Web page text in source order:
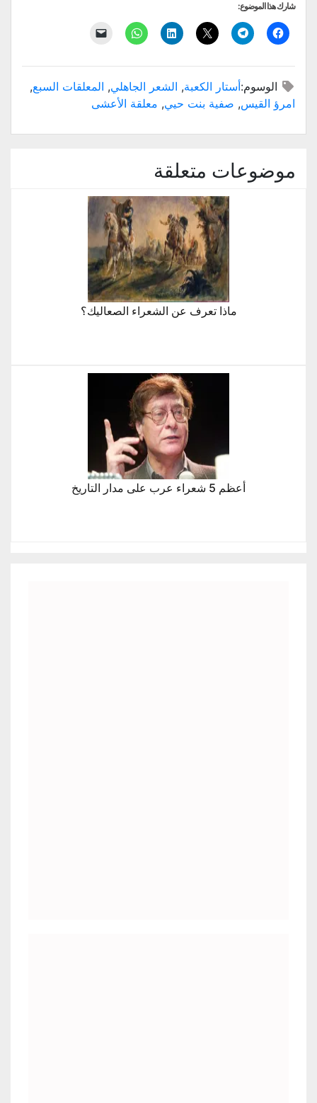
شارك هذا الموضوع:
انقر
للمشاركة
(فتح
نافذة
جديدة)
انقر
للمشاركة
(فتح
نافذة
جديدة)
النقر
للمشاركة
(فتح
نافذة
جديدة)
اضغط
لتشارك
(فتح
نافذة
جديدة)
انقر
للمشاركة
(فتح
نافذة
جديدة)
البريد
إلى
صديق
(فتح
جديدة)
الوسوم:أستار الكعبة, الشعر الجاهلي, المعلقات السبع,
امرؤ القيس, صفية بنت حيي, معلقة الأعشى
موضوعات متعلقة
ماذا تعرف عن الشعراء الصعاليك؟
أعظم 5 شعراء عرب على مدار التاريخ